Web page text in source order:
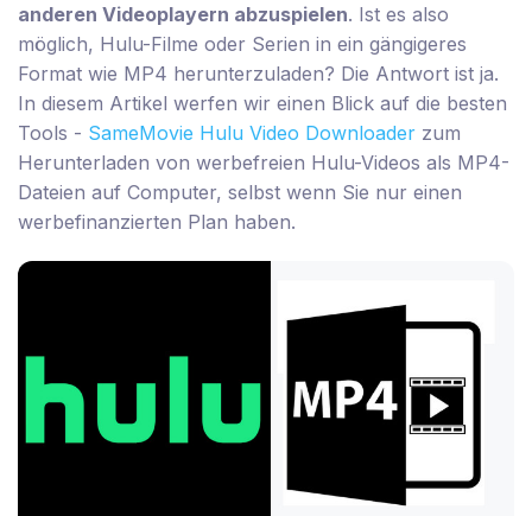
anderen Videoplayern abzuspielen. Ist es also
möglich, Hulu-Filme oder Serien in ein gängigeres
Format wie MP4 herunterzuladen? Die Antwort ist ja.
In diesem Artikel werfen wir einen Blick auf die besten
Tools - SameMovie Hulu Video Downloader zum
Herunterladen von werbefreien Hulu-Videos als MP4-
Dateien auf Computer, selbst wenn Sie nur einen
werbefinanzierten Plan haben.